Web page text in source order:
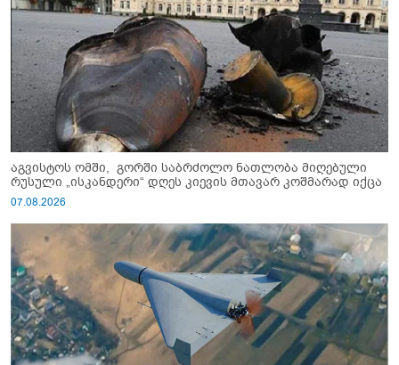
აგვისტოს ომში, გორში საბრძოლო ნათლობა მიღებული
რუსული „ისკანდერი“ დღეს კიევის მთავარ კოშმარად იქცა
07.08.2026